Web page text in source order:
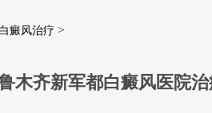
白癜风治疗 >
木齐新军都白癜风医院治